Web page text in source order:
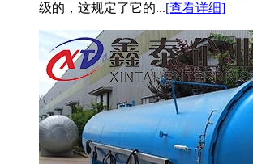
级的，这规定了它的...[查看详细]